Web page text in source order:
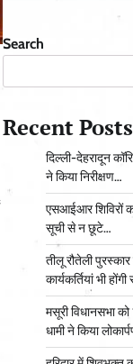
Search
Recent Posts
दिल्ली-देहरादून
ने किया निरीक्षण…
एसआईआर शिविरों
सूची से न छूटे…
तीलू रौतेली
कार्यकर्तियां भी
मसूरी विधानसभा
धामी ने किया